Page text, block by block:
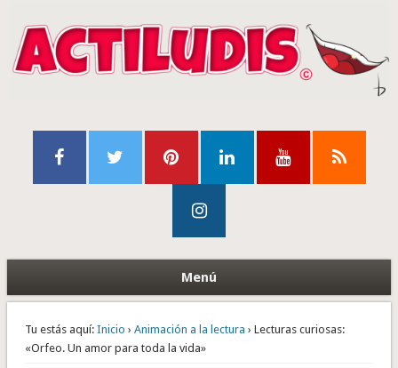
Menú
Tu estás aquí: Inicio › Animación a la lectura › Lecturas curiosas:
«Orfeo. Un amor para toda la vida»